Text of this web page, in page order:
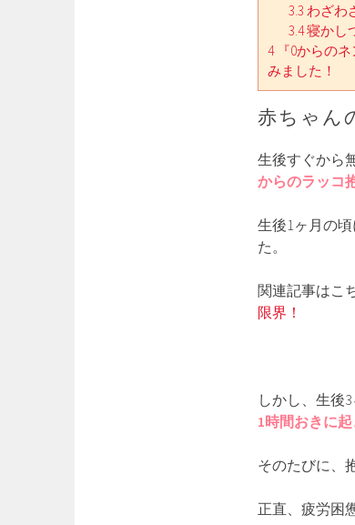
3.3 わざわ
3.4寝かし
4『0からの
みました！
赤ちゃん
生後すぐから
からのラッコ
生後1ヶ月の
た。
関連記事はこ
限界！
しかし、生後
1時間おきに
そのたびに、
正直、疲労困